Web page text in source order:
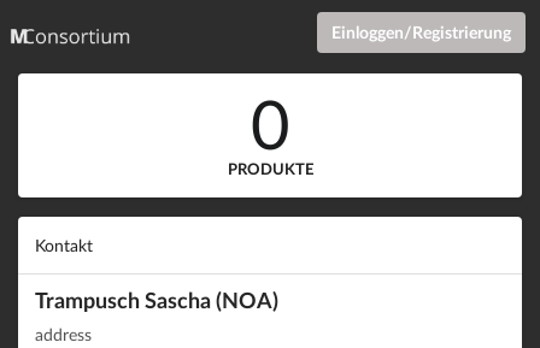
Einloggen/Registrierung
0
PRODUKTE
Kontakt
Trampusch Sascha (NOA)
address